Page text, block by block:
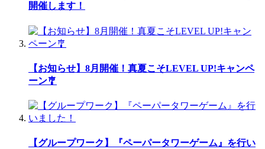
開催します！
【お知らせ】8月開催！真夏こそLEVEL UP!キャンペ
ーン🎐
【グループワーク】『ペーパータワーゲーム』を行い